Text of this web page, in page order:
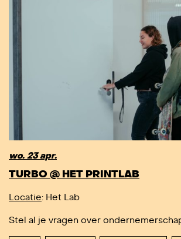
wo. 23 apr.
TURBO @ HET PRINTLAB
Locatie: Het Lab
Stel al je vragen over